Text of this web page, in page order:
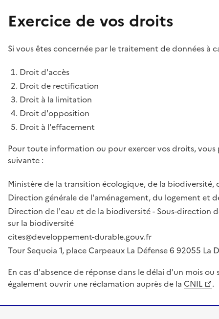
Exercice de vos droits
Si vous êtes concernée par le traitement de données à
Droit d'accès
Droit de rectification
Droit à la limitation
Droit d'opposition
Droit à l'effacement
Pour toute information ou pour exercer vos droits,
suivante :
Ministère de la transition écologique, de la biodiversité,
Direction générale de l'aménagement, du logement et
Direction de l'eau et de la biodiversité - Sous-direction
sur la biodiversité
cites@developpement-durable.gouv.fr
Tour Sequoia 1, place Carpeaux La Défense 6 92055 La
En cas d'absence de réponse dans le délai d'un mois
également ouvrir une réclamation auprès de la CNIL .